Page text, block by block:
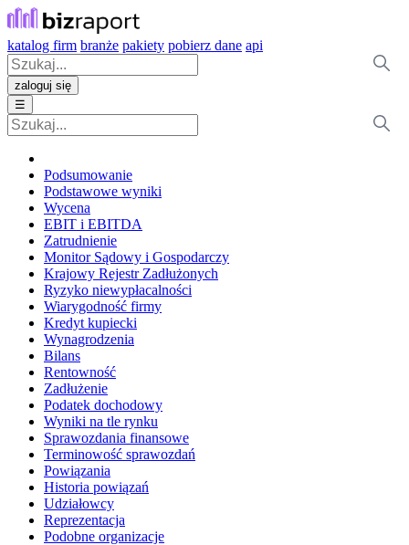
katalog firm branże pakiety pobierz dane api
zaloguj się
☰
Podsumowanie
Podstawowe wyniki
Wycena
EBIT i EBITDA
Zatrudnienie
Monitor Sądowy i Gospodarczy
Krajowy Rejestr Zadłużonych
Ryzyko niewypłacalności
Wiarygodność firmy
Kredyt kupiecki
Wynagrodzenia
Bilans
Rentowność
Zadłużenie
Podatek dochodowy
Wyniki na tle rynku
Sprawozdania finansowe
Terminowość sprawozdań
Powiązania
Historia powiązań
Udziałowcy
Reprezentacja
Podobne organizacje